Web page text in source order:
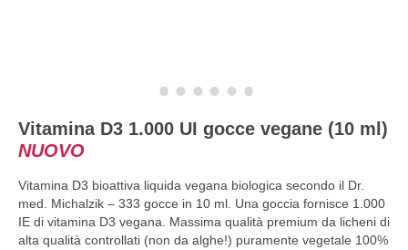
Vitamina D3 1.000 UI gocce vegane (10 ml)
NUOVO
Vitamina D3 bioattiva liquida vegana biologica secondo il Dr.
med. Michalzik – 333 gocce in 10 ml. Una goccia fornisce 1.000
IE di vitamina D3 vegana. Massima qualità premium da licheni di
alta qualità controllati (non da alghe!) puramente vegetale 100%